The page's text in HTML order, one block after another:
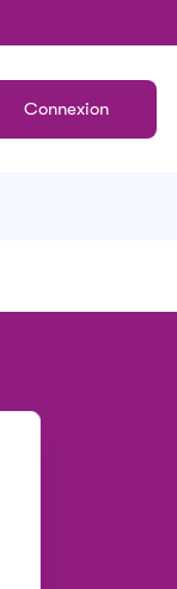
Connexion